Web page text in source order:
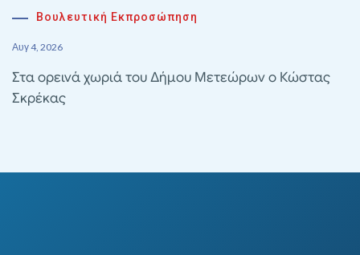
Βουλευτική Εκπροσώπηση
Αυγ 4, 2026
Στα ορεινά χωριά του Δήμου Μετεώρων ο Κώστας
Σκρέκας